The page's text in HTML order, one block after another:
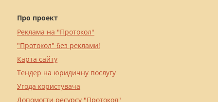
Про проект
Реклама на "Протокол"
"Протокол" без реклами!
Карта сайту
Тендер на юридичну послугу
Угода користувача
Допомогти ресурсу "Протокол"